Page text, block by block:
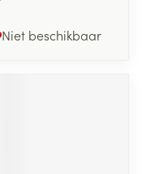
Niet beschikbaar